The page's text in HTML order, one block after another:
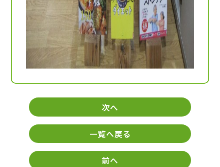
次へ
一覧へ戻る
前へ